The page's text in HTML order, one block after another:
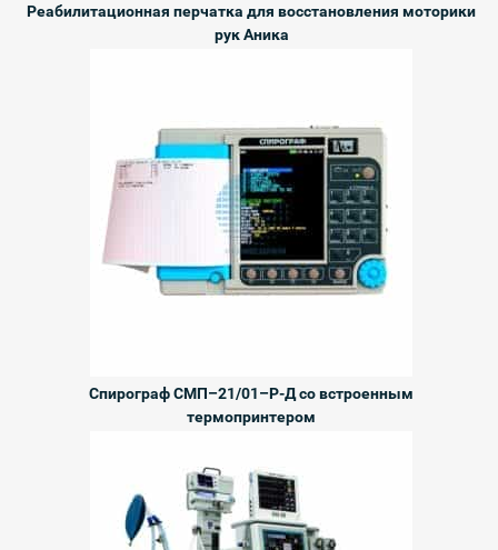
Реабилитационная перчатка для восстановления моторики
рук Аника
Спирограф СМП–21/01–Р-Д со встроенным
термопринтером